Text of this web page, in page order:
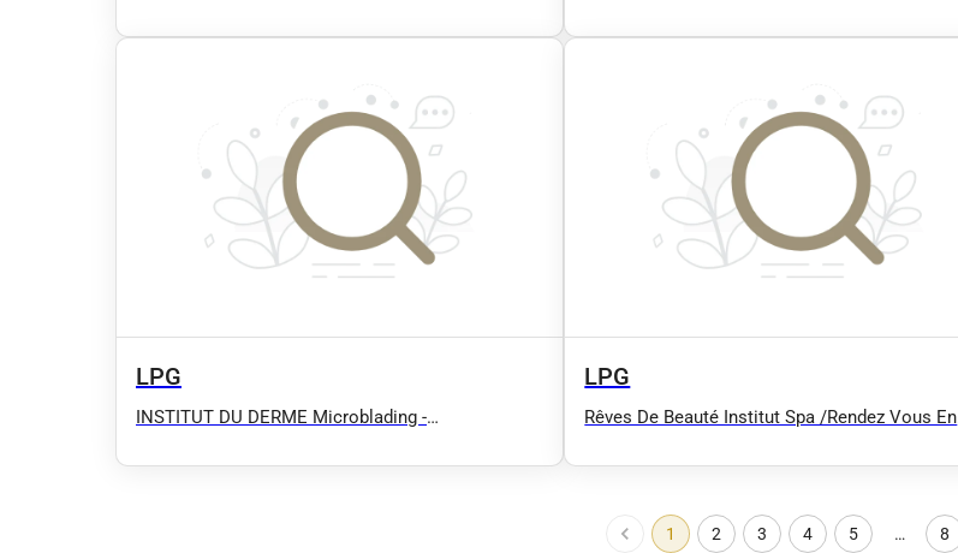
LPG
INSTITUT DU DERME Microblading -
Massage
LPG
Rêves De Beauté Institut Spa /Rendez Vous En
1 2 3 4 5 … 8